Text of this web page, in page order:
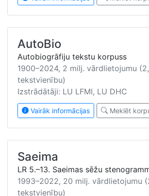
AutoBio
Autobiogrāfiju tekstu korpuss
1900–2024, 2 milj. vārdlietojumu
tekstvienību)
Izstrādātāji: LU LFMI, LU DHC
Vairāk informācijas Meklēt
Saeima
LR 5.–13. Saeimas sēžu
1993–2022, 20 milj. vārdlietojumu
tekstvienību)